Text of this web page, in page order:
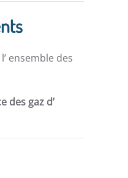
ensemble des
des gaz d’